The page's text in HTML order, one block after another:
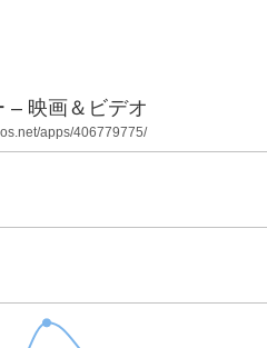
– 映画＆ビデオ
apps/406779775/